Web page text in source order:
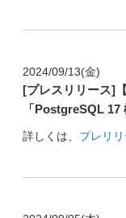
2024/09/13(金)
[プレスリリース]
「PostgreSQL
詳しくは、 プレリ